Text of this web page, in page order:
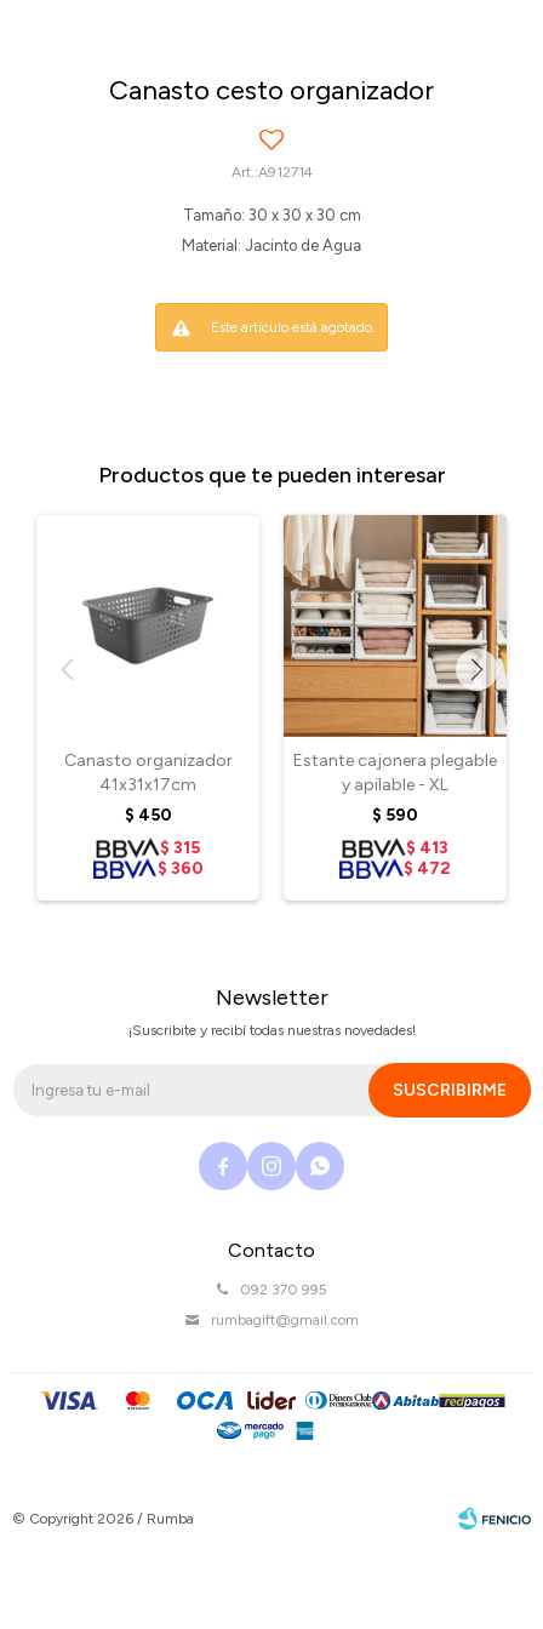
Canasto cesto organizador
A912714
Tamaño: 30 x 30 x 30 cm
Material: Jacinto de Agua
Este artículo está agotado.
Productos que te pueden interesar
Canasto organizador
41x31x17cm
$ 450
$ 315
$ 360
Estante cajonera plegable
y apilable - XL
$ 590
$ 413
$ 472
Contacto
092 370 995
rumbagift@gmail.com
Newsletter
¡Suscribite y recibí todas nuestras novedades!
SUSCRIBIRME
  
© Copyright 2026 / Rumba